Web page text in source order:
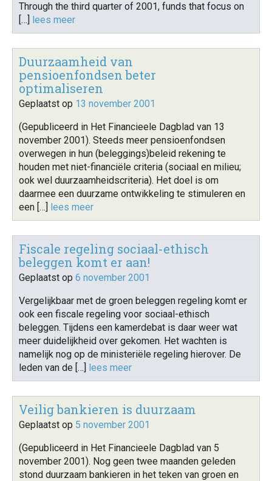
Through the third quarter of 2001, funds that focus on
[…] lees meer
Duurzaamheid van
pensioenfondsen beter
optimaliseren
Geplaatst op 13 november 2001
(Gepubliceerd in Het Financieele Dagblad van 13
november 2001). Steeds meer pensioenfondsen
overwegen in hun (beleggings)beleid rekening te
houden met niet-financiële criteria (sociaal en milieu;
ook wel duurzaamheidscriteria). Het doel is om
daarmee een duurzame ontwikkeling te stimuleren en
een […] lees meer
Fiscale regeling sociaal-ethisch
beleggen komt er aan!
Geplaatst op 6 november 2001
Vergelijkbaar met de groen beleggen regeling komt er
ook een fiscale regeling voor sociaal-ethisch
beleggen. Tijdens een kamerdebat is daar weer wat
meer duidelijkheid over gekomen. Het wachten is
namelijk nog op de ministeriële regeling hierover. De
leden van de […] lees meer
Veilig bankieren is duurzaam
Geplaatst op 5 november 2001
(Gepubliceerd in Het Financieele Dagblad van 5
november 2001). Nog geen twee maanden geleden
stond duurzaam bankieren in het teken van groen en